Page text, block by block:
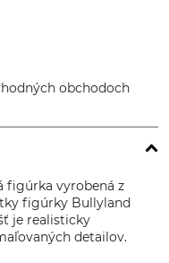
obchodoch
figúrka vyrobená z
figúrky Bullyland
je realisticky
detailov.